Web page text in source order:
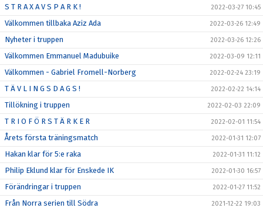
S T R A X A V S P A R K ! 2022-03-27 10:45
Välkommen tillbaka Aziz Ada 2022-03-26 12:49
Nyheter i truppen 2022-03-26 12:26
Välkommen Emmanuel Madubuike 2022-03-09 12:11
Välkommen - Gabriel Fromell-Norberg 2022-02-24 23:19
T Ä V L I N G S D A G S ! 2022-02-22 14:14
Tillökning i truppen 2022-02-03 22:09
T R I O F Ö R S T Ä R K E R 2022-02-01 11:54
Årets första träningsmatch 2022-01-31 12:07
Hakan klar för 5:e raka 2022-01-31 11:12
Philip Eklund klar för Enskede IK 2022-01-30 16:57
Förändringar i truppen 2022-01-27 11:52
Från Norra serien till Södra 2021-12-22 19:03